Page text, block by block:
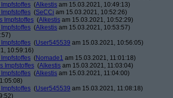
(Alkestis am 15.03.2021, 10:49:13)
(SeCCi am 15.03.2021, 10:52:26)
Impfstoffes (Alkestis am 15.03.2021, 10:52:29)
(Alkestis am 15.03.2021, 10:53:57)
(User545539 am 15.03.2021, 10:56:05)
10:59:16)
(Nomade1 am 15.03.2021, 11:01:18)
Impfstoffes (Alkestis am 15.03.2021, 11:03:04)
(Alkestis am 15.03.2021, 11:04:00)
(User545539 am 15.03.2021, 11:08:18)